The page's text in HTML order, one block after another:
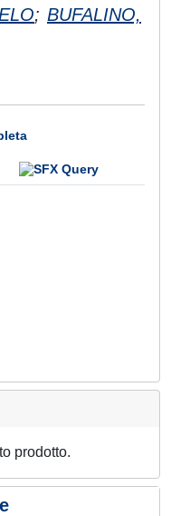
; BUFALINO,
prodotto.